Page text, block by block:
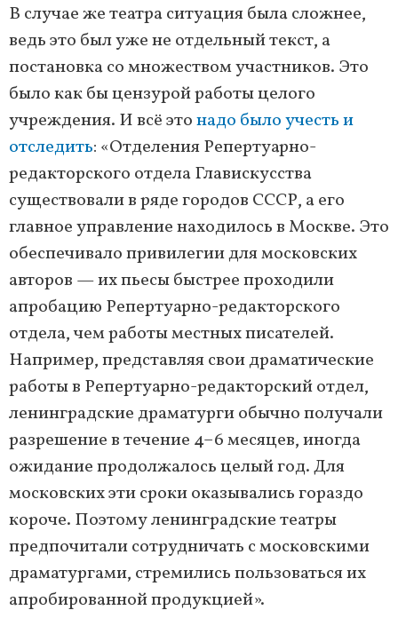
В случае же театра ситуация была сложнее,
ведь это был уже не отдельный текст, а
постановка со множеством участников. Это
было как бы цензурой работы целого
учреждения. И всё этонадо было учесть и
отследить: «Отделения Репертуарно-
редакторского отдела Главискусства
существовали в ряде городов СССР, а его
главное управление находилось в Москве. Это
обеспечивало привилегии для московских
авторов — их пьесы быстрее проходили
апробацию Репертуарно-редакторского
отдела, чем работы местных писателей.
Например, представляя свои драматические
работы в Репертуарно-редакторский отдел,
ленинградские драматурги обычно получали
разрешение в течение 4–6 месяцев, иногда
ожидание продолжалось целый год. Для
московских эти сроки оказывались гораздо
короче. Поэтому ленинградские театры
предпочитали сотрудничать с московскими
драматургами, стремились пользоваться их
апробированной продукцией».